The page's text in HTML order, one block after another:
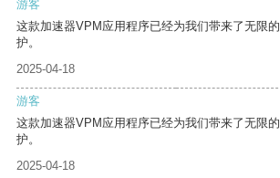
游客
这款加速器VPM应用程序已经为我们带来了无限
护。
2025-04-18
游客
这款加速器VPM应用程序已经为我们带来了无限
护。
2025-04-18